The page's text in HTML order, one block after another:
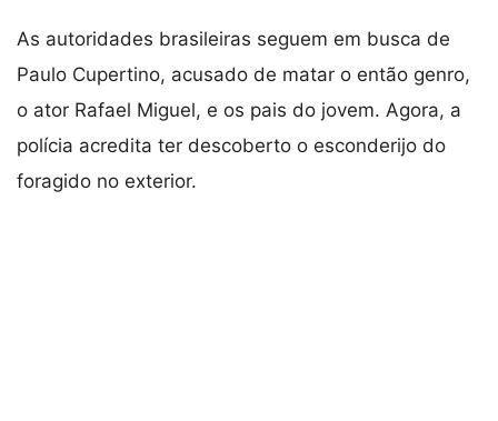
As autoridades brasileiras seguem em busca de
Paulo Cupertino, acusado de matar o então genro,
o ator Rafael Miguel, e os pais do jovem. Agora, a
polícia acredita ter descoberto o esconderijo do
foragido no exterior.